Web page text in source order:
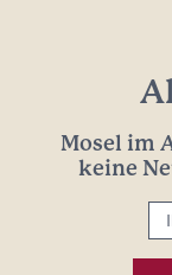
Mosel im
keine
E-